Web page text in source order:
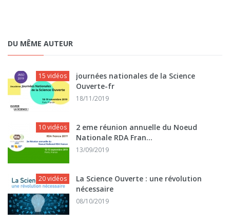
DU MÊME AUTEUR
15 vidéos
journées nationales de la Science
Ouverte-fr
18/11/2019
10 vidéos
2 eme réunion annuelle du Noeud
Nationale RDA Fran...
13/09/2019
20 vidéos
La Science Ouverte : une révolution
nécessaire
08/10/2019